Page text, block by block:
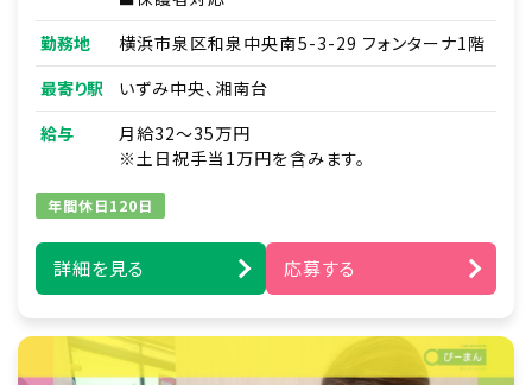
■連絡帳・記録業務
※ICTシステムを使用
■各種研修参加
■見学対応
■調理補助
■ほか付随する業務
勤務地
横浜市泉区和泉中央南5-3-29 フォンターナ1階
最寄り駅
いずみ中央、湘南台
給与
月給32～35万円
※土日祝手当1万円を含みます。
年間休日120日
詳細を見る 応募する